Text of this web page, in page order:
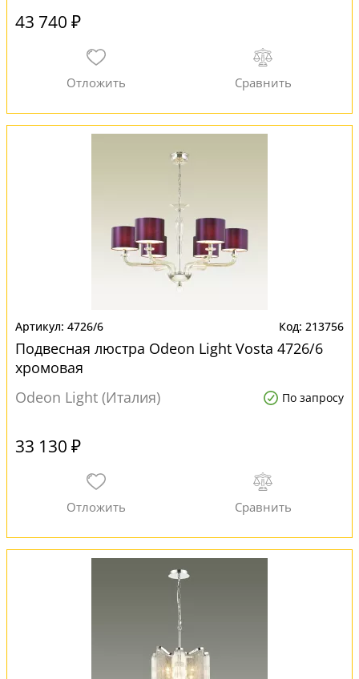
43 740 ₽
4726/6 213756
Подвесная люстра Odeon Light Vosta 4726/6
хромовая
Odeon Light (Италия)
По запросу
33 130 ₽